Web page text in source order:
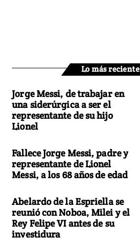
Lo más reciente
Jorge Messi, de trabajar en
una siderúrgica a ser el
representante de su hijo
Lionel
Fallece Jorge Messi, padre y
representante de Lionel
Messi, a los 68 años de edad
Abelardo de la Espriella se
reunió con Noboa, Milei y el
Rey Felipe VI antes de su
investidura